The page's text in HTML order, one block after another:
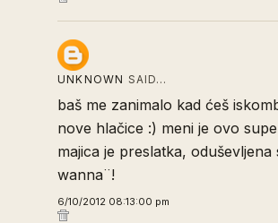
UNKNOWN SAID…
baš me zanimalo kad ćeš
nove hlačice :) meni je ovo
majica je preslatka, oduševljena
wanna¨!
6/10/2012 08:13:00 pm